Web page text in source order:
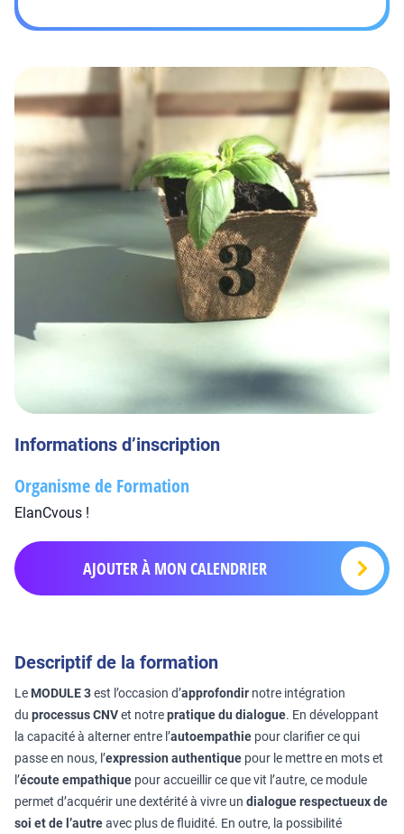
Informations d’inscription
Organisme de Formation
ElanCvous !
AJOUTER À MON CALENDRIER
Descriptif de la formation
Le MODULE 3est l’occasion d’approfondir notre intégration
du processus CNVet notrepratique du dialogue. En développant
la capacité à alterner entre l’autoempathie pour clarifier ce qui
passe en nous, l’expression authentique pour le mettre en mots et
l’écoute empathique pour accueillir ce que vit l’autre, ce module
permet d’acquérir une dextérité à vivre un dialogue respectueux de
soi et de l’autreavec plus de fluidité. En outre, la possibilité